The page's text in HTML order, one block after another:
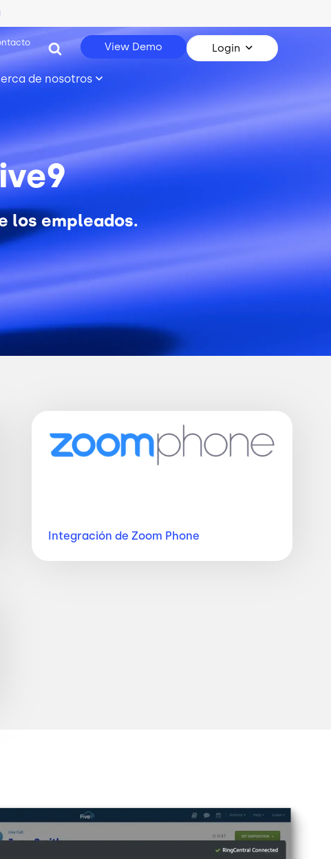
View Demo Login
de nosotros
los empleados.
Imagen
Integración de Zoom Phone